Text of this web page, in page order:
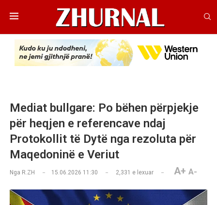
Mediat bullgare: Po bëhen përpjekje
për heqjen e referencave ndaj
Protokollit të Dytë nga rezoluta për
Maqedoninë e Veriut
Nga R.ZH 15.06.2026 11:30 2,331 e lexuar A+ A-